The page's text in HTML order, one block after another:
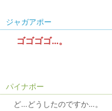
ジャガアポー
ゴゴゴゴ…。
パイナポー
ど…どうしたのですか…。